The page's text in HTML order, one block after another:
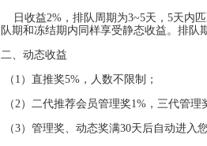
日收益2%，排队周期为3~5天，5天内
队期和冻结期内同样享受静态收益。排队
二、动态收益
（1）直推奖5%，人数不限制；
（2）二代推荐会员管理奖1%，三代管
（3）管理奖、动态奖满30天后自动进入